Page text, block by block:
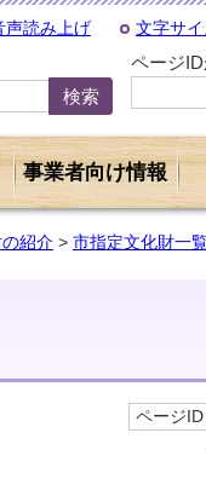
声読み上げ 文字サ
ページ
事業者向け情報
紹介 > 市指定文化財一
ページ